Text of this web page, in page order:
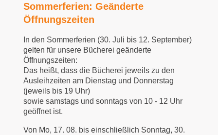
Sommerferien: Geänderte
Öffnungszeiten
In den Sommerferien (30. Juli bis 12. September)
gelten für unsere Bücherei geänderte
Öffnungszeiten:
Das heißt, dass die Bücherei jeweils zu den
Ausleihzeiten am Dienstag und Donnerstag
(jeweils bis 19 Uhr)
sowie samstags und sonntags von 10 - 12 Uhr
geöffnet ist.
Von Mo, 17. 08. bis einschließlich Sonntag, 30.